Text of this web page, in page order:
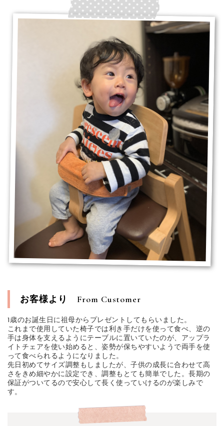
お客様より From Customer
1歳のお誕生日に祖母からプレゼントしてもらいました。
これまで使用していた椅子では利き手だけを使って食べ、逆の
手は身体を支えるようにテーブルに置いていたのが、アップラ
イトチェアを使い始めると、姿勢が保ちやすいようで両手を使
って食べられるようになりました。
先日初めてサイズ調整もしましたが、子供の成長に合わせて高
さをきめ細やかに設定でき、調整もとても簡単でした。長期の
保証がついてるので安心して長く使っていけるのが楽しみで
す。